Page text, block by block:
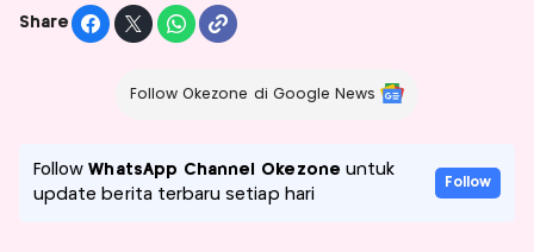
Share
Follow Okezone di Google News
FollowWhatsApp Channel Okezone untuk
update berita terbaru setiap hari
Follow